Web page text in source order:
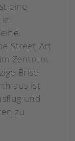
eine
Street-Art
Zentrum.
Brise
aus ist
und
zu